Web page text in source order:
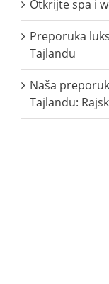
Otkrijte spa i
Preporuka
Tajlandu
Naša
Tajlandu: